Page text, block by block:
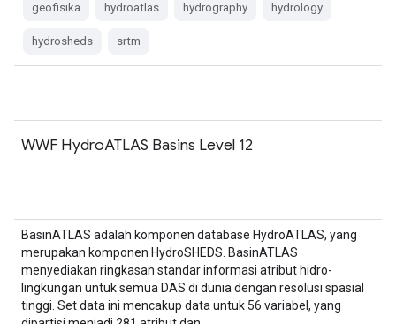
geofisika hydroatlas hydrography hydrology
hydrosheds srtm
WWF HydroATLAS Basins Level 12
BasinATLAS adalah komponen database HydroATLAS, yang
merupakan komponen HydroSHEDS. BasinATLAS
menyediakan ringkasan standar informasi atribut hidro-
lingkungan untuk semua DAS di dunia dengan resolusi spasial
tinggi. Set data ini mencakup data untuk 56 variabel, yang